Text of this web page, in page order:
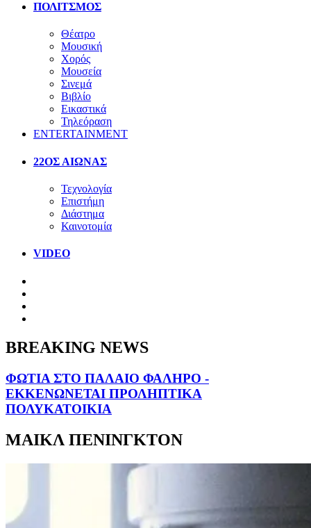
ΠΟΛΙΤΣΜΟΣ
Θέατρο
Μουσική
Χορός
Μουσεία
Σινεμά
Βιβλίο
Εικαστικά
Τηλεόραση
ENTERTAINMENT
22ΟΣ ΑΙΩΝΑΣ
Τεχνολογία
Επιστήμη
Διάστημα
Καινοτομία
VIDEO
BREAKING NEWS
ΦΩΤΙΑ ΣΤΟ ΠΑΛΑΙΟ ΦΑΛΗΡΟ -
ΕΚΚΕΝΩΝΕΤΑΙ ΠΡΟΛΗΠΤΙΚΑ
ΠΟΛΥΚΑΤΟΙΚΙΑ
ΜΑΙΚΛ ΠΕΝΙΝΓΚΤΟΝ